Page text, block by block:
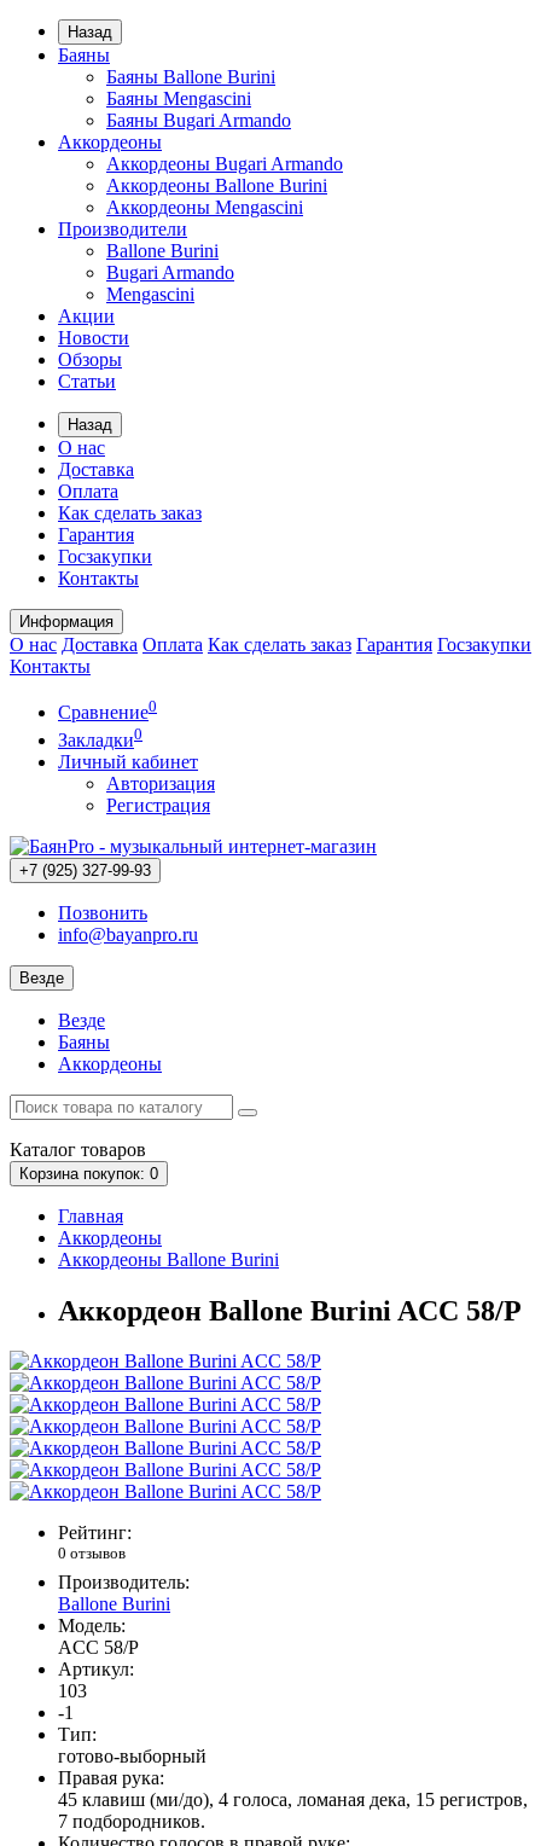
Назад
Баяны
Баяны Ballone Burini
Баяны Mengascini
Баяны Bugari Armando
Аккордеоны
Аккордеоны Bugari Armando
Аккордеоны Ballone Burini
Аккордеоны Mengascini
Производители
Ballone Burini
Bugari Armando
Mengascini
Акции
Новости
Обзоры
Статьи
Назад
О нас
Доставка
Оплата
Как сделать заказ
Гарантия
Госзакупки
Контакты
Информация
О нас Доставка Оплата Как сделать заказ Гарантия Госзакупки
Контакты
Сравнение0
Закладки0
Личный кабинет
Авторизация
Регистрация
+7 (925) 327-99-93
Позвонить
info@bayanpro.ru
Везде
Везде
Баяны
Аккордеоны
Каталог товаров
Корзина покупок: 0
Главная
Аккордеоны
Аккордеоны Ballone Burini
Аккордеон Ballone Burini ACC 58/P
Рейтинг:
0 отзывов
Производитель:
Ballone Burini
Модель:
ACC 58/P
Артикул:
103
-1
Тип:
готово-выборный
Правая рука:
45 клавиш (ми/до), 4 голоса, ломаная дека, 15 регистров,
7 подбородников.